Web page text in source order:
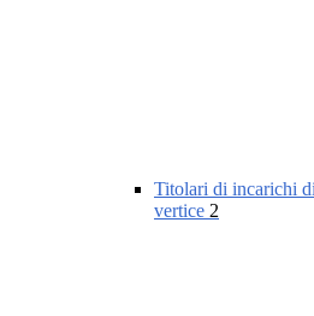
Titolari di incarichi
vertice 2